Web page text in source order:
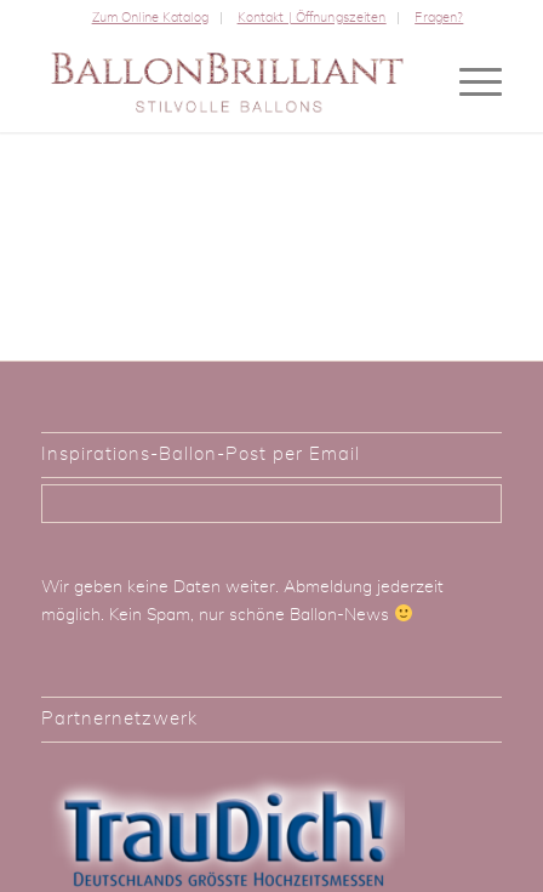
Zum Online Katalog Kontakt | Öffnungszeiten Fragen?
Inspirations-Ballon-Post per Email
Wir geben keine Daten weiter. Abmeldung jederzeit
möglich. Kein Spam, nur schöne Ballon-News
Partnernetzwerk